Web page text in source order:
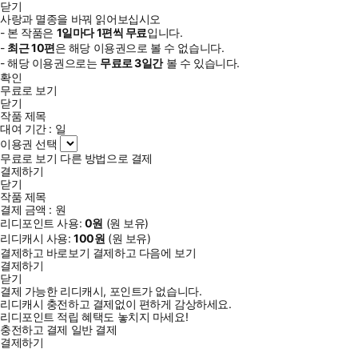
닫기
사랑과 멸종을 바꿔 읽어보십시오
- 본 작품은 1일마다1편씩 무료입니다.
- 최근10편은 해당 이용권으로 볼 수 없습니다.
- 해당 이용권으로는 무료로3일간볼 수 있습니다.
확인
무료로 보기
닫기
작품 제목
대여 기간 : 일
이용권 선택
무료로 보기 다른 방법으로 결제
결제하기
닫기
작품 제목
결제 금액 : 원
리디포인트 사용: 0원 (원 보유)
리디캐시 사용:100원 (원 보유)
결제하고 바로보기 결제하고 다음에 보기
결제하기
닫기
결제 가능한 리디캐시, 포인트가 없습니다.
리디캐시 충전하고 결제없이 편하게 감상하세요.
리디포인트 적립 혜택도 놓치지 마세요!
충전하고 결제 일반 결제
결제하기